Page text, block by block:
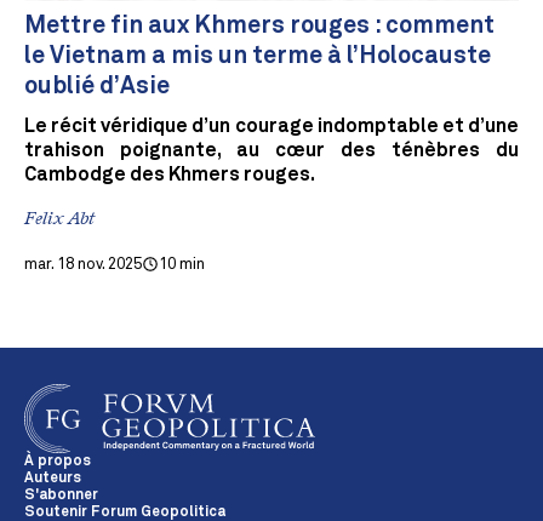
Mettre fin aux Khmers rouges : comment
le Vietnam a mis un terme à l’Holocauste
oublié d’Asie
Le récit véridique d’un courage indomptable et d’une
trahison poignante, au cœur des ténèbres du
Cambodge des Khmers rouges.
Felix Abt
mar. 18 nov. 2025 10 min
À propos
Auteurs
S'abonner
Soutenir Forum Geopolitica